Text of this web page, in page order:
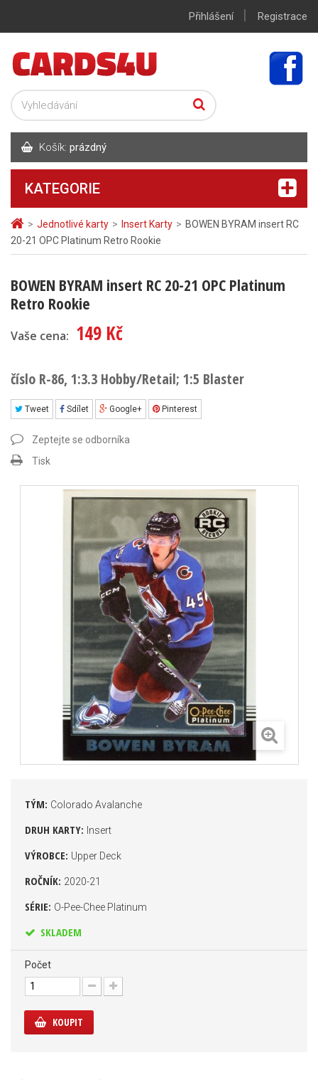
> Jednotlivé karty > Insert Karty > BOWEN BYRAM insert RC
20-21 OPC Platinum Retro Rookie
BOWEN BYRAM insert RC 20-21 OPC Platinum
Retro Rookie
Vaše cena: 149 Kč
číslo R-86, 1:3.3 Hobby/Retail; 1:5 Blaster
Tweet Sdílet Google+ Pinterest
Zeptejte se odborníka
Tisk
TÝM: Colorado Avalanche
DRUH KARTY: Insert
VÝROBCE: Upper Deck
ROČNÍK: 2020-21
SÉRIE: O-Pee-Chee Platinum
SKLADEM
Počet
KOUPIT
Přihlášení | Registrace
Košík: prázdný
KATEGORIE